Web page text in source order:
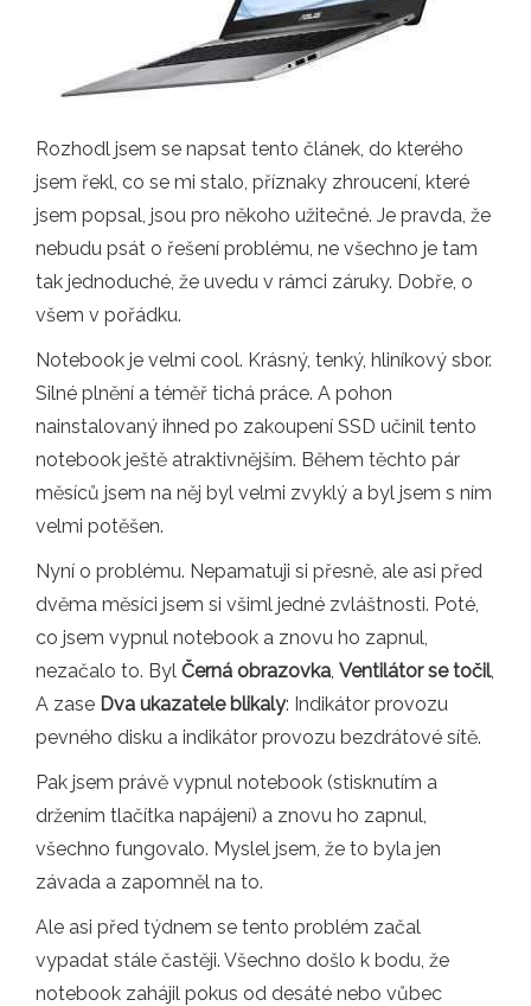
Rozhodl jsem se napsat tento článek, do kterého
jsem řekl, co se mi stalo, příznaky zhroucení, které
jsem popsal, jsou pro někoho užitečné. Je pravda, že
nebudu psát o řešení problému, ne všechno je tam
tak jednoduché, že uvedu v rámci záruky. Dobře, o
všem v pořádku.
Notebook je velmi cool. Krásný, tenký, hliníkový sbor.
Silné plnění a téměř tichá práce. A pohon
nainstalovaný ihned po zakoupení SSD učinil tento
notebook ještě atraktivnějším. Během těchto pár
měsíců jsem na něj byl velmi zvyklý a byl jsem s ním
velmi potěšen.
Nyní o problému. Nepamatuji si přesně, ale asi před
dvěma měsíci jsem si všiml jedné zvláštnosti. Poté,
co jsem vypnul notebook a znovu ho zapnul,
nezačalo to. Byl Černá obrazovka, Ventilátor se točil,
A zase Dva ukazatele blikaly: Indikátor provozu
pevného disku a indikátor provozu bezdrátové sítě.
Pak jsem právě vypnul notebook (stisknutím a
držením tlačítka napájení) a znovu ho zapnul,
všechno fungovalo. Myslel jsem, že to byla jen
závada a zapomněl na to.
Ale asi před týdnem se tento problém začal
vypadat stále častěji. Všechno došlo k bodu, že
notebook zahájil pokus od desáté nebo vůbec